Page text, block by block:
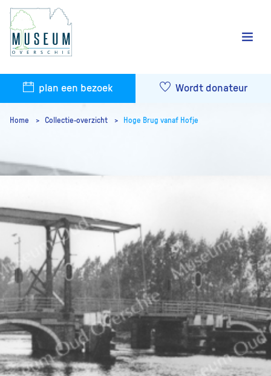
plan een bezoek Wordt donateur
Home Collectie-overzicht Hoge Brug vanaf Hofje